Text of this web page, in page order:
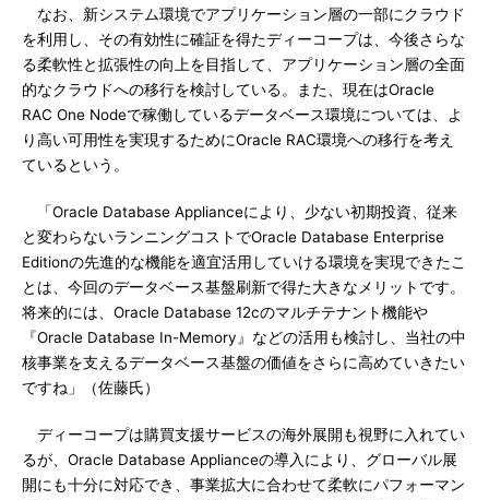
なお、新システム環境でアプリケーション層の一部にクラウド
を利用し、その有効性に確証を得たディーコープは、今後さらな
る柔軟性と拡張性の向上を目指して、アプリケーション層の全面
的なクラウドへの移行を検討している。また、現在はOracle
RAC One Nodeで稼働しているデータベース環境については、よ
り高い可用性を実現するためにOracle RAC環境への移行を考え
ているという。
「Oracle Database Applianceにより、少ない初期投資、従来
と変わらないランニングコストでOracle Database Enterprise
Editionの先進的な機能を適宜活用していける環境を実現できたこ
とは、今回のデータベース基盤刷新で得た大きなメリットです。
将来的には、Oracle Database 12cのマルチテナント機能や
『Oracle Database In-Memory』などの活用も検討し、当社の中
核事業を支えるデータベース基盤の価値をさらに高めていきたい
ですね」（佐藤氏）
ディーコープは購買支援サービスの海外展開も視野に入れてい
るが、Oracle Database Applianceの導入により、グローバル展
開にも十分に対応でき、事業拡大に合わせて柔軟にパフォーマン